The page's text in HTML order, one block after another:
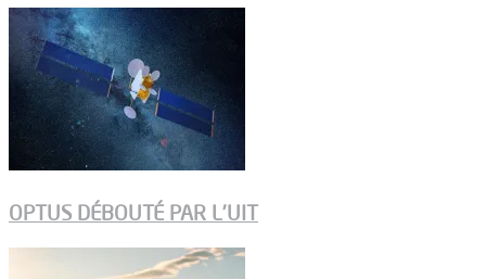
OPTUS DÉBOUTÉ PAR L’UIT